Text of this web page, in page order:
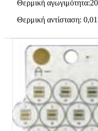
Θερμική
Θερμική αντίσταση: